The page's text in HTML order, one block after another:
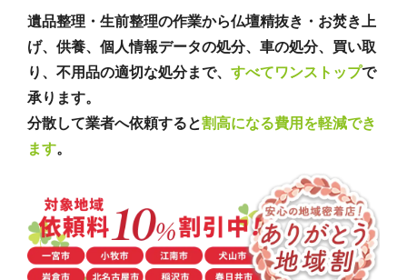
遺品整理・生前整理の作業から仏壇精抜き・お焚き上
げ、供養、個人情報データの処分、車の処分、買い取
り、不用品の適切な処分まで、 すべてワンストップで
承ります。
分散して業者へ依頼すると割高になる費用を軽減でき
ます。